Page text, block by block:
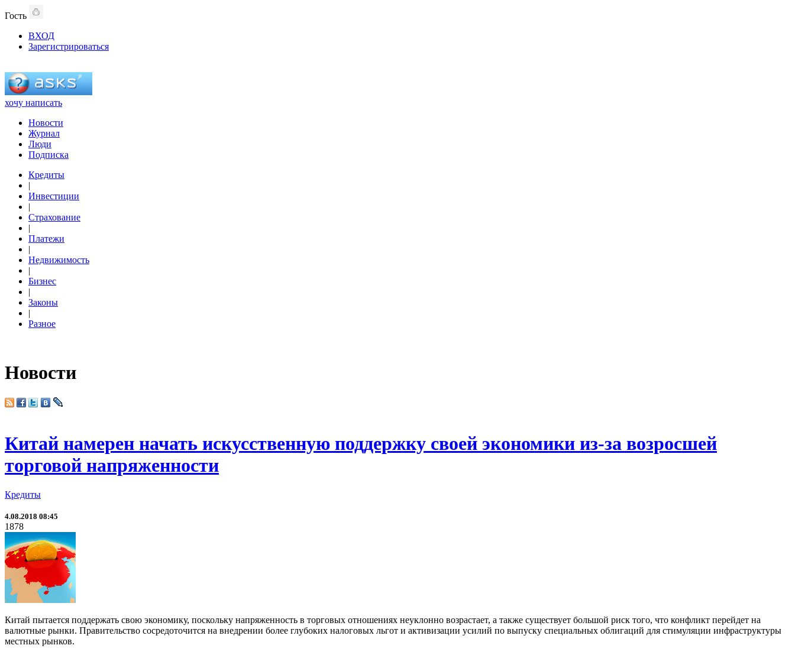
Гость
ВХОД
Зарегистрироваться
хочу написать
Новости
Журнал
Люди
Подписка
Кредиты
|
Инвестиции
|
Страхование
|
Платежи
|
Недвижимость
|
Бизнес
|
Законы
|
Разное
Новости
Китай намерен начать искусственную поддержку своей экономики из-за возросшей
торговой напряженности
Кредиты
4.08.2018 08:45
1878
Китай пытается поддержать свою экономику, поскольку напряженность в торговых отношениях неуклонно возрастает, а также существует большой риск того, что конфликт перейдет на
валютные рынки. Правительство сосредоточится на внедрении более глубоких налоговых льгот и активизации усилий по выпуску специальных облигаций для стимуляции инфраструктуры
местных рынков.